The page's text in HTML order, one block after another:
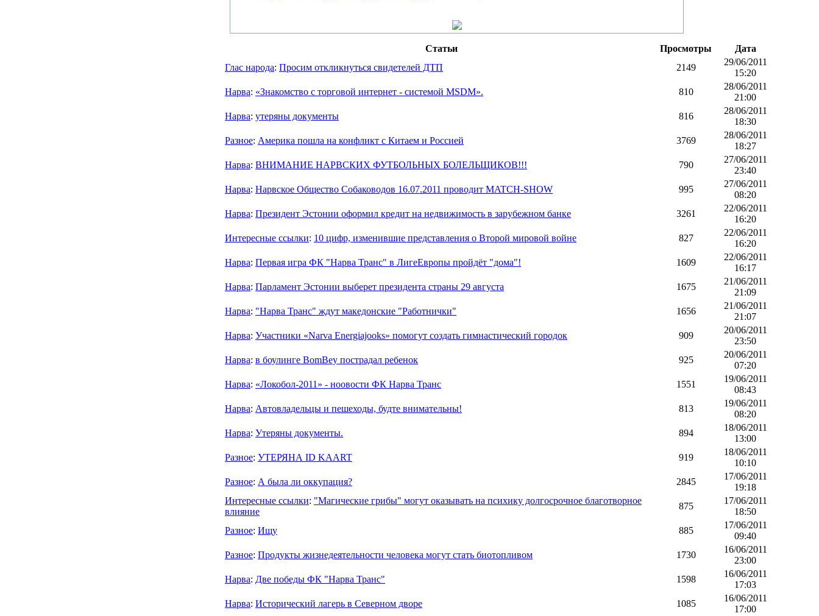
Статьи Просмотры
Дата
Глас народа: Просим откликнуться свидетелей ДТП 2149
29/06/2011
15:20
Нарва: «Знакомство с торговой интернет - системой MSDM». 810
28/06/2011
21:00
Нарва: утеряны документы 816
28/06/2011
18:30
Разное: Америка пошла на конфликт с Китаем и Россией 3769
28/06/2011
18:27
Нарва: ВНИМАНИЕ НАРВСКИХ ФУТБОЛЬНЫХ БОЛЕЛЬЩИКОВ!!! 790
27/06/2011
23:40
Нарва: Нарвское Общество Собаководов 16.07.2011 проводит MATCH-SHOW 995
27/06/2011
08:20
Нарва: Президент Эстонии оформил кредит на недвижимость в зарубежном банке 3261
22/06/2011
16:20
Интересные ссылки: 10 цифр, изменившие представления о Второй мировой войне 827
22/06/2011
16:20
Нарва: Первая игра ФК "Нарва Транс" в ЛигеЕвропы пройдёт "дома"! 1609
22/06/2011
16:17
Нарва: Парламент Эстонии выберет президента страны 29 августа 1675
21/06/2011
21:09
Нарва: "Нарва Транс" ждут македонские "Работнички" 1656
21/06/2011
21:07
Нарва: Участники «Narva Energiajooks» помогут создать гимнастический городок 909
20/06/2011
23:50
Нарва: в боулинге BomBey пострадал ребенок 925
20/06/2011
07:20
Нарва: «Локобол-2011» - ноовости ФК Нарва Транс 1551
19/06/2011
08:43
Нарва: Автовладельцы и пешеходы, будте внимательны! 813
19/06/2011
08:20
Нарва: Утеряны документы. 894
18/06/2011
13:00
Разное: УТЕРЯНА ID KAART 919
18/06/2011
10:10
Разное: А была ли оккупация? 2845
17/06/2011
19:18
Интересные ссылки: "Магические грибы" могут оказывать на психику долгосрочное благотворное
влияние
875
17/06/2011
18:50
Разное: Ищу 885
17/06/2011
09:40
Разное: Продукты жизнедеятельности человека могут стать биотопливом 1730
16/06/2011
23:00
Нарва: Две победы ФК "Нарва Транс" 1598
16/06/2011
17:03
Нарва: Исторический лагерь в Северном дворе 1085
16/06/2011
17:00